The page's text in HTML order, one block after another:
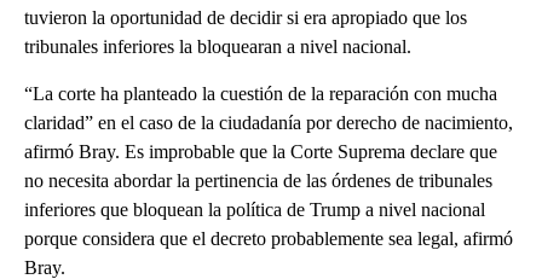
tuvieron la oportunidad de decidir si era apropiado que los
tribunales inferiores la bloquearan a nivel nacional.
“La corte ha planteado la cuestión de la reparación con mucha
claridad” en el caso de la ciudadanía por derecho de nacimiento,
afirmó Bray. Es improbable que la Corte Suprema declare que
no necesita abordar la pertinencia de las órdenes de tribunales
inferiores que bloquean la política de Trump a nivel nacional
porque considera que el decreto probablemente sea legal, afirmó
Bray.